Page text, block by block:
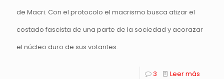
de Macri. Con el protocolo el macrismo busca atizar el
costado fascista de una parte de la sociedad y acorazar
el núcleo duro de sus votantes.
3 Leer más